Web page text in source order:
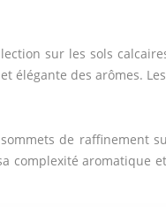
sur les sols
élégante des arômes.
de raffinement
complexité